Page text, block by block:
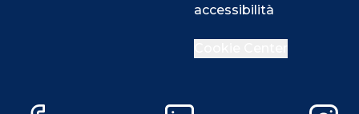
accessibilità